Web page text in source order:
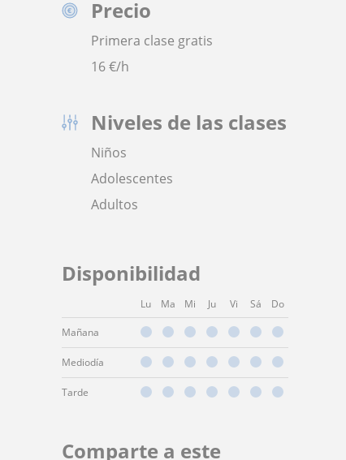
Precio
Primera clase gratis
16€/h
Niveles de las clases
Niños
Adolescentes
Adultos
Disponibilidad
Lu Ma Mi Ju Vi Sá Do
Mañana
Mediodía
Tarde
Comparte a este